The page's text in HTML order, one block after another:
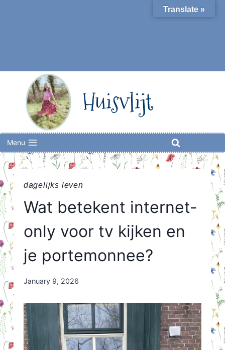
Huisvlijt
Menu
dagelijks leven
Wat betekent internet-
only voor tv kijken en
je portemonnee?
By
Orriëns
January 9, 2026
Translate »